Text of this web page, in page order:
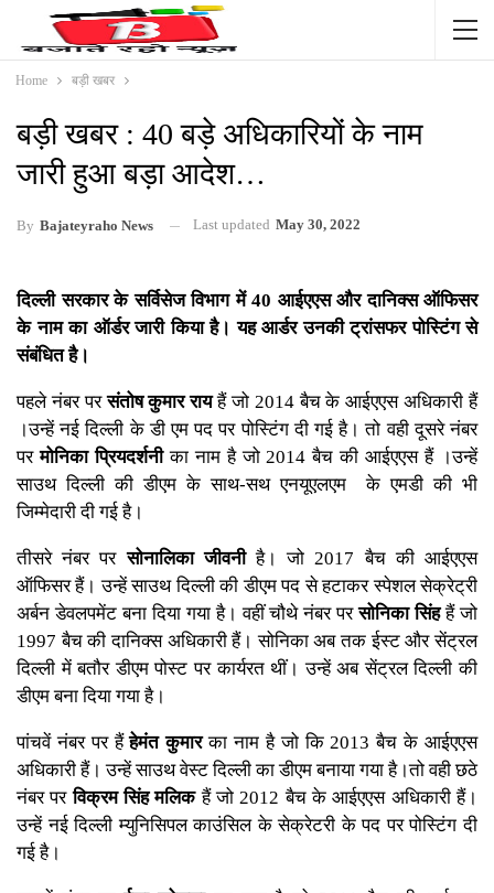
Home बड़ी खबर
बड़ी खबर : 40 बड़े अधिकारियों के नाम
जारी हुआ बड़ा आदेश…
By Bajateyraho News Last updated May 30, 2022
दिल्ली सरकार के सर्विसेज विभाग में 40 आईएएस और दानिक्स ऑफिसर
के नाम का ऑर्डर जारी किया है। यह आर्डर उनकी ट्रांसफर पोस्टिंग से
संबंधित है।
पहले नंबर परसंतोष कुमार रायहैं जो 2014 बैच के आईएएस अधिकारी हैं
।उन्हें नई दिल्ली के डी एम पद पर पोस्टिंग दी गई है। तो वही दूसरे नंबर
परमोनिका प्रियदर्शनीका नाम है जो 2014 बैच की आईएएस हैं ।उन्हें
साउथ दिल्ली की डीएम के साथ-सथ एनयूएलएम के एमडी की भी
जिम्मेदारी दी गई है।
तीसरे नंबर परसोनालिका जीवनीहै। जो 2017 बैच की आईएएस
ऑफिसर हैं। उन्हें साउथ दिल्ली की डीएम पद से हटाकर स्पेशल सेक्रेट्री
अर्बन डेवलपमेंट बना दिया गया है। वहीं चौथे नंबर परसोनिका सिंहहैं जो
1997 बैच की दानिक्स अधिकारी हैं। सोनिका अब तक ईस्ट और सेंट्रल
दिल्ली में बतौर डीएम पोस्ट पर कार्यरत थीं। उन्हें अब सेंट्रल दिल्ली की
डीएम बना दिया गया है।
पांचवें नंबर पर हैंहेमंत कुमारका नाम है जो कि 2013 बैच के आईएएस
अधिकारी हैं। उन्हें साउथ वेस्ट दिल्ली का डीएम बनाया गया है।तो वही छठे
नंबर परविक्रम सिंह मलिकहैं जो 2012 बैच के आईएएस अधिकारी हैं।
उन्हें नई दिल्ली म्युनिसिपल काउंसिल के सेक्रेटरी के पद पर पोस्टिंग दी
गई है।